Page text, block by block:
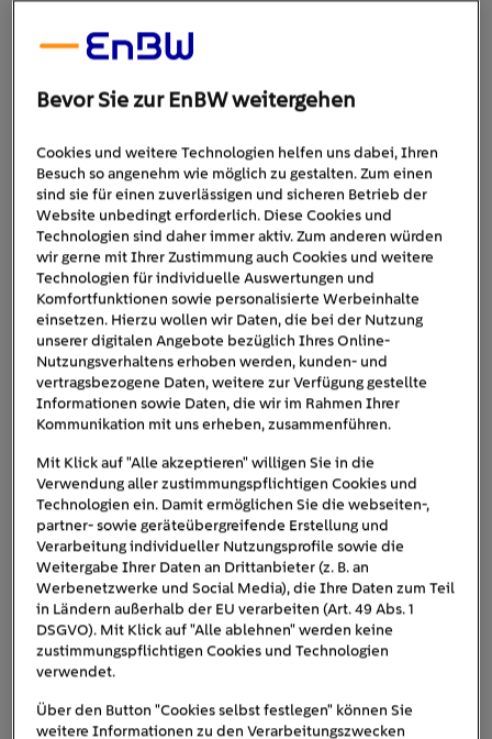
Wetterprognosen
Alternativ- oder Parallelbetrieb
Die Anlage schaltet dann automatisch zwischen den
beiden Heizsystemen um oder betreibt sie kombiniert.
Das funktioniert entweder im sogenannten
Alternativbetrieboder imParallelbetrieb :
Alternativbetrieb: Der regenerative
Wärmeerzeuger (z. B. Wärmepumpe) arbeitet
bevorzugt. Erst wenn dieser nicht ausreicht, wird
die zweite Heizquelle (z. B. Gastherme)
zugeschaltet. Diese Betriebsweise ist besonders
effizient und auch förderfähig, da sie
Parallelbetrieb: Beide Wärmeerzeuger laufen
gleichzeitig und teilen sich die Last. Diese
Variante kann sinnvoll sein, wenn sehr hohe
Heizlasten abzudecken sind oder wenn beide
Komponenten aus Effizienzgründen gleichzeitig
eingesetzt werden sollen.
Moderne Systeme sind dabei lernfähig: Je
länger die Hybridheizung in Betrieb ist, desto
vorhersagen und sich optimal daran anpassen.
Bevor Sie zur EnBW weitergehen
Cookies und weitere Technologien helfen uns dabei, Ihren
Besuch so angenehm wie möglich zu gestalten. Zum einen
sind sie für einen zuverlässigen und sicheren Betrieb der
Website unbedingt erforderlich. Diese Cookies und
Technologien sind daher immer aktiv. Zum anderen würden
wir gerne mit Ihrer Zustimmung auch Cookies und weitere
Technologien für individuelle Auswertungen und
Komfortfunktionen sowie personalisierte Werbeinhalte
einsetzen. Hierzu wollen wir Daten, die bei der Nutzung
unserer digitalen Angebote bezüglich Ihres Online-
Nutzungsverhaltens erhoben werden, kunden- und
vertragsbezogene Daten, weitere zur Verfügung gestellte
Informationen sowie Daten, die wir im Rahmen Ihrer
Kommunikation mit uns erheben, zusammenführen.
Mit Klick auf "Alle akzeptieren" willigen Sie in die
Verwendung aller zustimmungspflichtigen Cookies und
Technologien ein. Damit ermöglichen Sie die webseiten-,
partner- sowie geräteübergreifende Erstellung und
Verarbeitung individueller Nutzungsprofile sowie die
Weitergabe Ihrer Daten an Drittanbieter (z. B. an
Werbenetzwerke und Social Media), die Ihre Daten zum Teil
in Ländern außerhalb der EU verarbeiten (Art. 49 Abs. 1
DSGVO). Mit Klick auf "Alle ablehnen" werden keine
zustimmungspflichtigen Cookies und Technologien
verwendet.
Über den Button "Cookies selbst festlegen" können Sie
weitere Informationen zu den Verarbeitungszwecken